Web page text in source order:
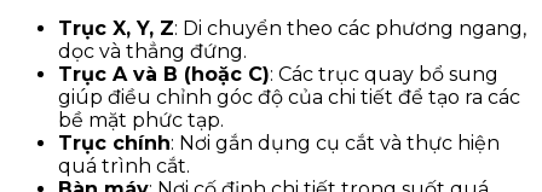
Trục X, Y, Z: Di chuyển theo các phương ngang,
dọc và thẳng đứng.
Trục A và B (hoặc C): Các trục quay bổ sung
giúp điều chỉnh góc độ của chi tiết để tạo ra các
bề mặt phức tạp.
Trục chính: Nơi gắn dụng cụ cắt và thực hiện
quá trình cắt.